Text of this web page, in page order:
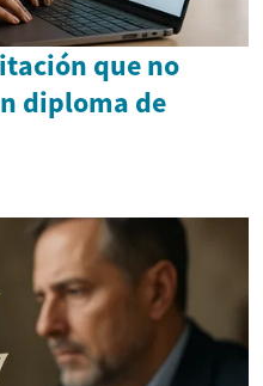
que no
diploma de